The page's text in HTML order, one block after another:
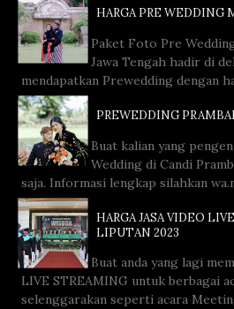
HARGA PRE WEDDING
Paket Foto Pre
Jawa Tengah hadir di
mendapatkan Prewedding dengan
PREWEDDING
Buat kalian yang
Wedding di Candi
saja. Informasi lengkap silahkan
HARGA JASA VIDEO
LIPUTAN 2023
Buat anda yang lagi
LIVE STREAMING untuk berbagai
selenggarakan seperti acara